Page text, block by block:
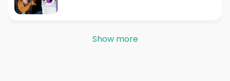
Show more